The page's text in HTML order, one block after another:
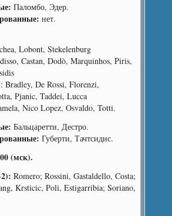
Паломбо, Эдер.
нет.
Lobont, Stekelenburg
Castan, Dodò, Marquinhos, Piris,
De Rossi, Florenzi,
Pjanic, Taddei, Lucca
Nico Lopez, Osvaldo, Totti.
Бальцаретти, Дестро.
Губерти, Тачтсидис.
(мск).
Romero; Rossini, Gastaldello, Costa;
Krsticic, Poli, Estigarribia; Soriano,